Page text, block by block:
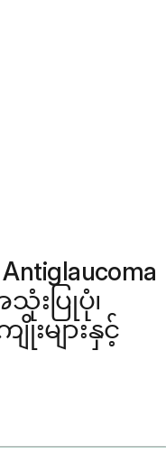
းပြုပုံ၊
များနှင့်